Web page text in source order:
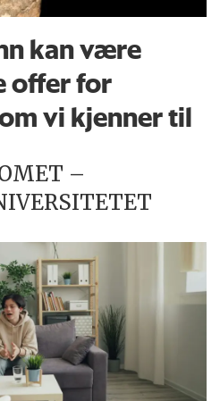
kan være
offer for
vi kjenner til
–